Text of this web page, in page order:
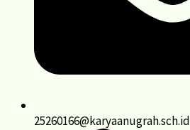
25260166@karyaanugrah.sch.id